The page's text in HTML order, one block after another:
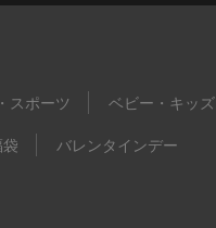
スポーツ ベビー・キッズ
バレンタインデー